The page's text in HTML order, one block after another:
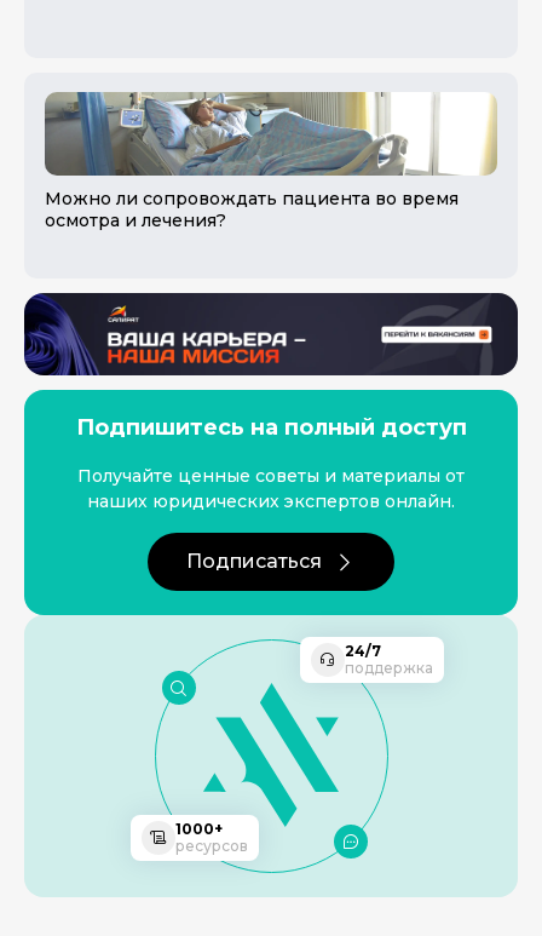
Можно ли сопровождать пациента во время
осмотра и лечения?
Подпишитесь на полный доступ
Получайте ценные советы и материалы от
наших юридических экспертов онлайн.
Подписаться
1000+
ресурсов
24/7
поддержка